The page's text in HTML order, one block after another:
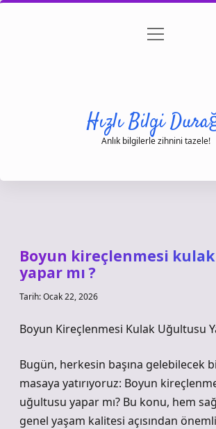
Gizlilik Politikası
menüyü
Hızlı Bilgi
Anlık bilgilerle zihnini tazele!
Boyun kireçlenmesi
yapar mı ?
Tarih: Ocak 22, 2026
Boyun Kireçlenmesi Kulak Uğultusu
Bugün, herkesin başına gelebilecek
masaya yatırıyoruz: Boyun
uğultusu yapar mı? Bu konu, hem
genel yaşam kalitesi açısından